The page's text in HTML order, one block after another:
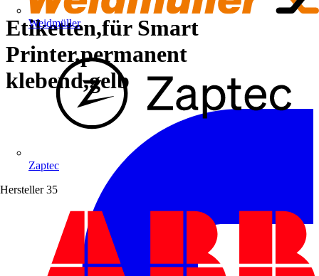
Weidmüller
Zaptec
Hersteller 35
Etiketten,für Smart
Printer,permanent
klebend,gelb